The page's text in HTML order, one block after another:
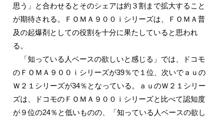
思う」と合わせるとそのシェアは約３割まで拡大すること
が期待される。ＦＯＭＡ９００ｉシリーズは、ＦＯＭＡ普
及の起爆剤としての役割を十分に果たしていると思われ
る。
「知っている人ベースの欲しいと感じる」では、ドコモ
のＦＯＭＡ９００ｉシリーズが39％で１位、次いでａｕの
Ｗ２１シリーズが34％となっている。ａｕのＷ２１シリー
ズは、ドコモのＦＯＭＡ９００ｉシリーズと比べて認知度
が９位の24％と低いものの、「知っている人ベースの欲し